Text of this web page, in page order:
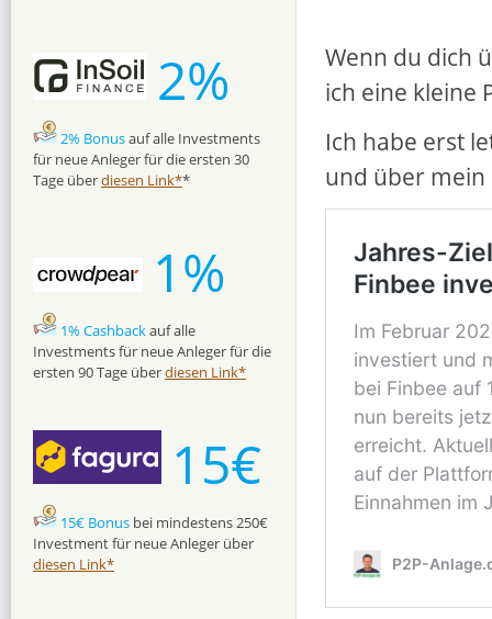
Wenn du dich
ich eine kleine
Ich habe erst
und über
2%
2% Bonusauf alle Investments
für neue Anleger für die ersten 30
Tage überdiesen Link**
1%
1% Cashbackauf alle
Investments für neue Anleger für die
ersten 90 Tage überdiesen Link*
15€
15€ Bonus bei mindestens 250€
Investment für neue Anleger über
diesen Link*